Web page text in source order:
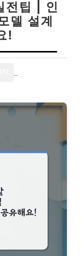
전팁 | 인
델 설계
!